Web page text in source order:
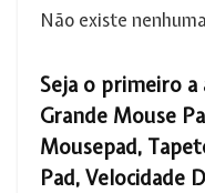
Não existe
Seja o primeiro a
Grande Mouse
Mousepad,
Pad, Velocidade